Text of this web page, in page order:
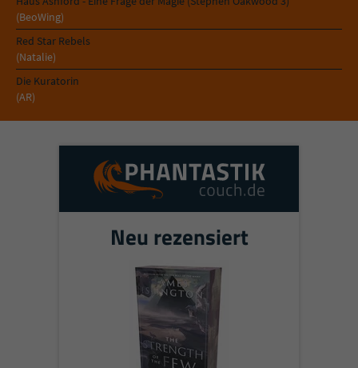
(BeoWing)
Red Star Rebels
(Natalie)
Die Kuratorin
(AR)
Neu rezensiert
überprüfen.